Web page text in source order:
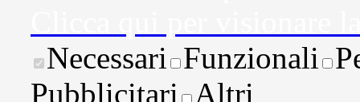
Necessari Funzionali
Pubblicitari Altri